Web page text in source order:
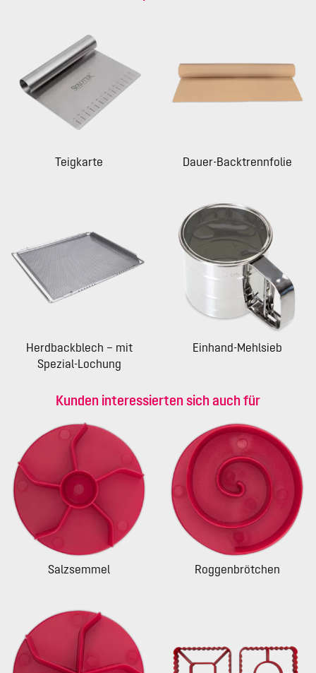
Teigkarte Dauer-Backtrennfolie
Herdbackblech – mit
Spezial-Lochung
Einhand-Mehlsieb
Kunden interessierten sich auch für
Salzsemmel Roggenbrötchen